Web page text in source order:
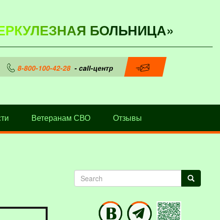
БОЛЬНИЦА»
8-800-100-42-28- call-центр
Ветеранам СВО Отзывы
Search Search